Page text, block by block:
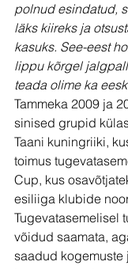
polnud esindatud,
läks kiireks ja
kasuks. See-eest
lippu kõrgel
teada olime ka
Tammeka 2009 ja
sinised grupid
Taani kuningriiki,
toimus
Cup, kus
esiliiga klubide
Tugevatasemelisel
võidud saamata,
saadud kogemuste